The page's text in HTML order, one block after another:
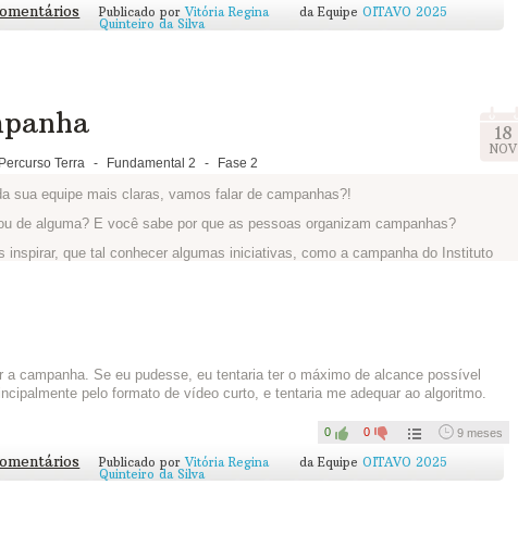
Publicado por Vitória Regina
Quinteiro da Silva
da Equipe OITAVO 2025
Percurso Terra - Fundamental 2 - Fase 2
18
NOV
sua equipe mais claras, vamos falar de campanhas?!
de alguma? E você sabe por que as pessoas organizam campanhas?
inspirar, que tal conhecer algumas iniciativas, como a campanha do Instituto
de Alimentos (abaixo) e os cartazes feitos pelo grupo
fazer a nossa. Que tal tratar dos
esperam alcançar?
podem fazer um texto, um vídeo ou mesmo um desenho. Ou tudo junto. E
ideias com outros participantes do Edukatu e vejam se alguém tem mais
para vocês! Essa rede permite a troca! Experimente isso!
a campanha. Se eu pudesse, eu tentaria ter o máximo de alcance possível
pelo formato de vídeo curto, e tentaria me adequar ao algoritmo.
0 0 9 meses
Publicado por Vitória Regina
Quinteiro da Silva
da Equipe OITAVO 2025